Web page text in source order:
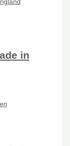
in